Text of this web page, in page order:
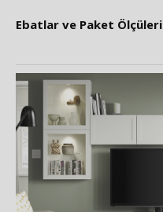
Ebatlar ve Paket Ölçüleri